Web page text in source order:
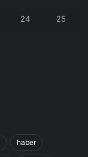
24 25
haber